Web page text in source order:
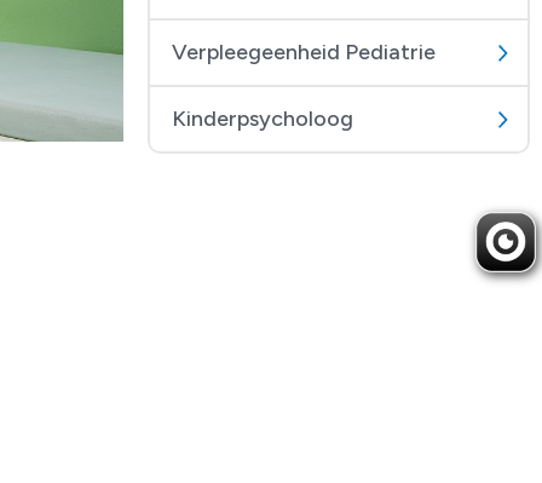
Verpleegeenheid Pediatrie
Kinderpsycholoog